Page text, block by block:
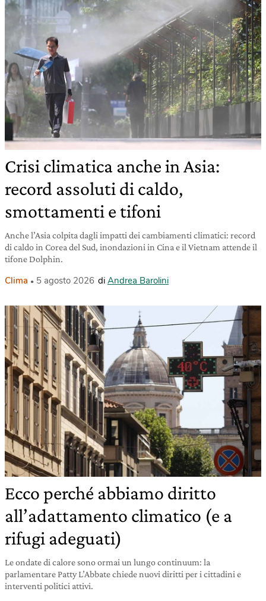
Crisi climatica anche in Asia:
record assoluti di caldo,
smottamenti e tifoni
Anche l’Asia colpita dagli impatti dei cambiamenti climatici: record
di caldo in Corea del Sud, inondazioni in Cina e il Vietnam attende il
tifone Dolphin.
Clima 5 agosto 2026 di Andrea Barolini
Ecco perché abbiamo diritto
all’adattamento climatico (e a
rifugi adeguati)
Le ondate di calore sono ormai un lungo continuum: la
parlamentare Patty L’Abbate chiede nuovi diritti per i cittadini e
interventi politici attivi.